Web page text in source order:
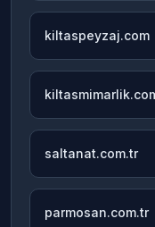
kiltaspeyzaj.com
saltanat.com.tr
parmosan.com.tr